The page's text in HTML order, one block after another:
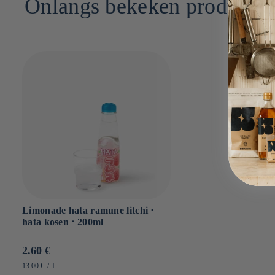
Sel : 0g
Onlangs bekeken producten
Limonade hata ramune litchi ⋅
hata kosen ⋅ 200ml
Prix
habituel
2.60 €
PRIX
13.00 € / PAR
L